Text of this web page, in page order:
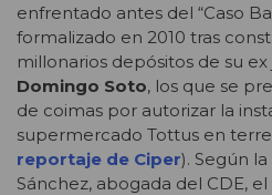
enfrentado antes del “Caso
formalizado en 2010 tras
millonarios depósitos de su
Domingo Soto, los que se
de coimas por autorizar la
supermercado Tottus en
reportaje de Ciper). Según
Sánchez, abogada del CDE,